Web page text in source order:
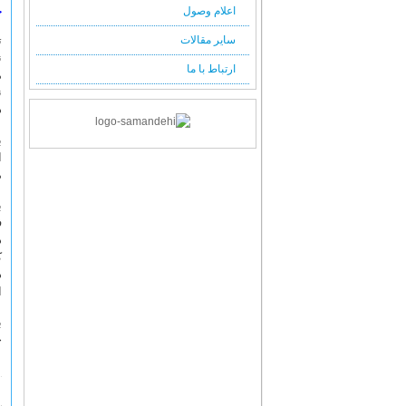
اعلام وصول
سایر مقالات
ارتباط با ما